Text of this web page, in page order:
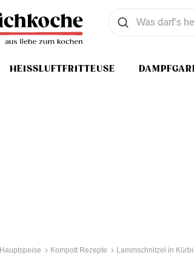
HEISSLUFTFRITTEUSE
Was wollen Sie suchen
Suchen
Hauptspeise Kompott Rezepte Lammschnitzel in